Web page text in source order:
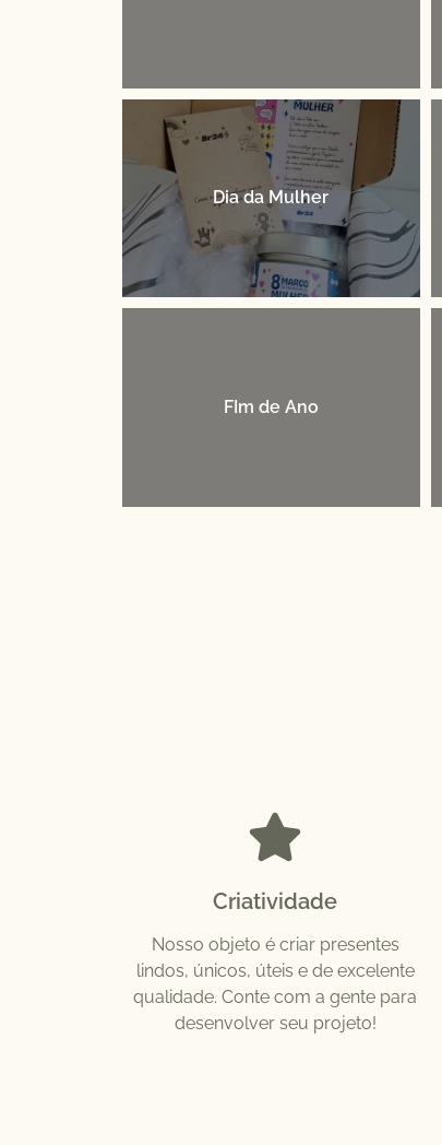
Dia da Mulher
FIm de Ano
Criatividade
Nosso objeto é criar presentes
lindos, únicos, úteis e de excelente
qualidade. Conte com a gente para
desenvolver seu projeto!